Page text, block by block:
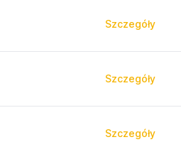
Szczegóły
Szczegóły
Szczegóły